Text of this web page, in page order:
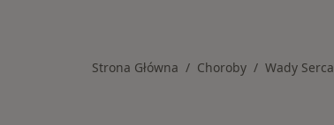
Strona Główna Choroby Wady Serca